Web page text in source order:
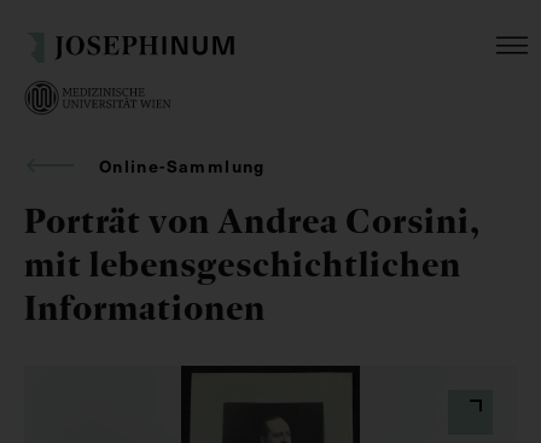
Online-Sammlung
Porträt von Andrea Corsini,
mit lebensgeschichtlichen
Informationen